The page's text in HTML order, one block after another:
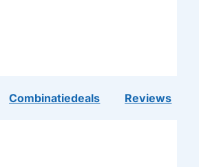
Combinatiedeals Reviews